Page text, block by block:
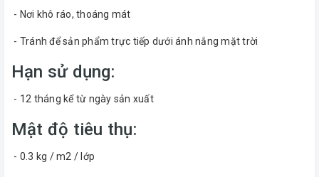
- Nơi khô ráo, thoáng mát
- Tránh để sản phẩm trực tiếp dưới ánh nắng mặt trời
Hạn sử dụng:
- 12 tháng kể từ ngày sản xuất
Mật độ tiêu thụ:
- 0.3 kg / m2 / lớp